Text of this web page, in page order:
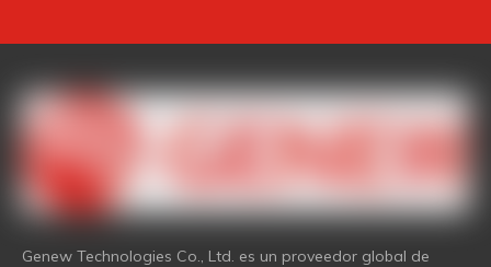
Genew Technologies Co., Ltd. es un proveedor global de